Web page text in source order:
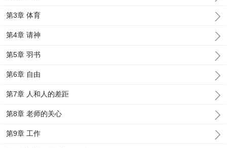
第3章 体育
第4章 请神
第5章 羽书
第6章 自由
第7章 人和人的差距
第8章 老师的关心
第9章 工作